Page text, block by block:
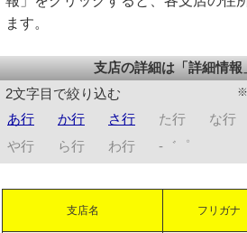
ます。
支店の詳細は「詳細情報
2文字目で絞り込む
※
あ行 か行 さ行 た行 な行
や行
ら行 わ行 -゛゜
支店名 フリガナ